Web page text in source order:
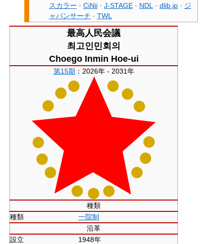
スカラー · CiNii · J-STAGE · NDL · dlib.jp · ジ
ャパンサーチ · TWL
最高人民会議
최고인민회의
Choego Inmin Hoe-ui
第15期 ：2026年 - 2031年
種類
種類
一院制
沿革
設立
1948年